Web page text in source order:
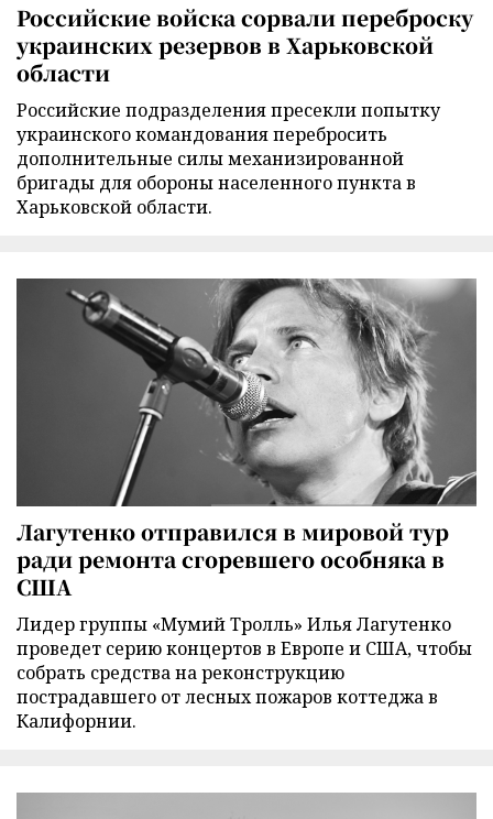
Российские войска сорвали переброску
украинских резервов в Харьковской
области
Российские подразделения пресекли попытку
украинского командования перебросить
дополнительные силы механизированной
бригады для обороны населенного пункта в
Харьковской области.
Лагутенко отправился в мировой тур
ради ремонта сгоревшего особняка в
США
Лидер группы «Мумий Тролль» Илья Лагутенко
проведет серию концертов в Европе и США, чтобы
собрать средства на реконструкцию
пострадавшего от лесных пожаров коттеджа в
Калифорнии.